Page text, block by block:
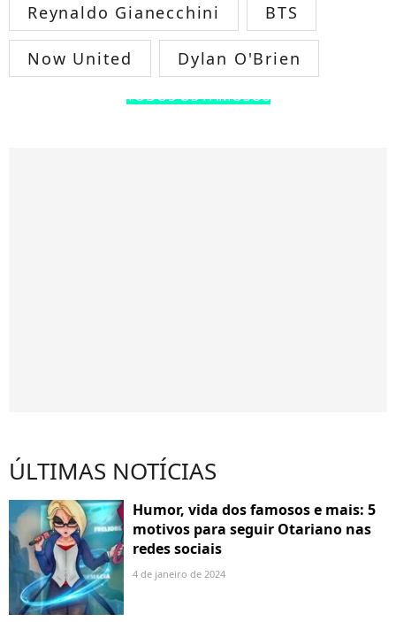
Reynaldo Gianecchini BTS
Now United Dylan O'Brien
TODOS OS FAMOSOS
ÚLTIMAS NOTÍCIAS
Humor, vida dos famosos e mais: 5
motivos para seguir Otariano nas
redes sociais
4 de janeiro de 2024